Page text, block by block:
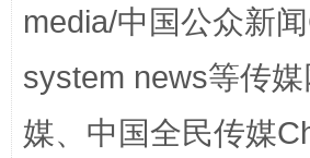
国家大学科技园优化重塑工作
media/中国公众新
system news等传
媒、中国全民传媒